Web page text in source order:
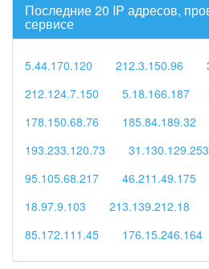
Последние 20 IP адресов,
сервисе
5.44.170.120 212.3.150.96
212.124.7.150
5.18.166.187
178.150.68.76
185.84.189.32
193.233.120.73
31.130.129.253
95.105.68.217
46.211.49.175
18.97.9.103
213.139.212.18
85.172.111.45
176.15.246.164